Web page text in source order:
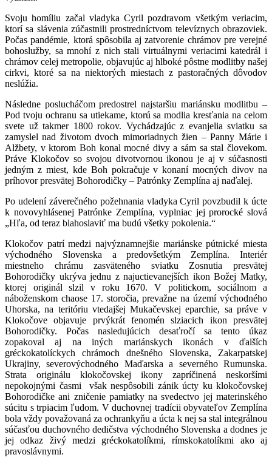
Svoju homíliu začal vladyka Cyril pozdravom všetkým veriacim,
ktorí sa slávenia zúčastnili prostredníctvom televíznych obrazoviek.
Počas pandémie, ktorá spôsobila aj zatvorenie chrámov pre verejné
bohoslužby, sa mnohí z nich stali virtuálnymi veriacimi katedrál i
chrámov celej metropolie, objavujúc aj hlboké pôstne modlitby našej
cirkvi, ktoré sa na niektorých miestach z pastoračných dôvodov
neslúžia.
Následne poslucháčom predostrel najstaršiu mariánsku modlitbu –
Pod tvoju ochranu sa utiekame, ktorú sa modlia kresťania na celom
svete už takmer 1800 rokov. Vychádzajúc z evanjelia sviatku sa
zamyslel nad životom dvoch mimoriadnych žien – Panny Márie i
Alžbety, v ktorom Boh konal mocné divy a sám sa stal človekom.
Práve Klokočov so svojou divotvornou ikonou je aj v súčasnosti
jedným z miest, kde Boh pokračuje v konaní mocných divov na
príhovor presvätej Bohorodičky – Patrónky Zemplína aj naďalej.
Po udelení záverečného požehnania vladyka Cyril povzbudil k úcte
k novovyhlásenej Patrónke Zemplína, vyplniac jej prorocké slová
„Hľa, od teraz blahoslaviť ma budú všetky pokolenia.“
Klokočov patrí medzi najvýznamnejšie mariánske pútnické miesta
východného Slovenska a predovšetkým Zemplína. Interiér
miestneho chrámu zasväteného sviatku Zosnutia presvätej
Bohorodičky ukrýva jednu z najuctievanejších ikon Božej Matky,
ktorej originál slzil v roku 1670. V politickom, sociálnom a
náboženskom chaose 17. storočia, prevažne na území východného
Uhorska, na teritóriu vtedajšej Mukačevskej eparchie, sa práve v
Klokočove objavuje prvýkrát fenomén slziacich ikon presvätej
Bohorodičky. Počas nasledujúcich desaťročí sa tento úkaz
zopakoval aj na iných mariánskych ikonách v ďalších
gréckokatolíckych chrámoch dnešného Slovenska, Zakarpatskej
Ukrajiny, severovýchodného Maďarska a severného Rumunska.
Strata originálu klokočovskej ikony zapríčinená neskoršími
nepokojnými časmi však nespôsobili zánik úcty ku klokočovskej
Bohorodičke ani zničenie pamiatky na svedectvo jej materinského
súcitu s trpiacim ľudom. V duchovnej tradícii obyvateľov Zemplína
bola vždy považovaná za ochrankyňu a úcta k nej sa stal integrálnou
súčasťou duchovného dedičstva východného Slovenska a dodnes je
jej odkaz živý medzi gréckokatolíkmi, rímskokatolíkmi ako aj
pravoslávnymi.